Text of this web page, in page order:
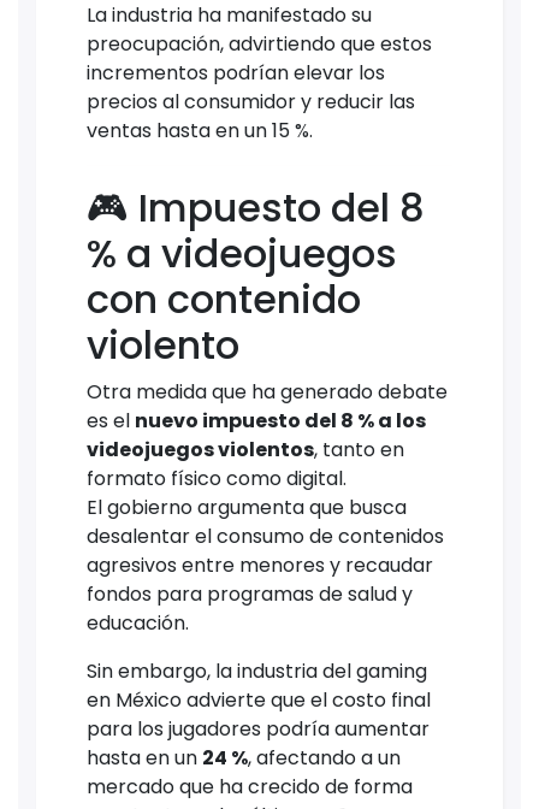
La industria ha manifestado su
preocupación, advirtiendo que estos
incrementos podrían elevar los
precios al consumidor y reducir las
ventas hasta en un 15 %.
🎮 Impuesto del 8
% a videojuegos
con contenido
violento
Otra medida que ha generado debate
es el nuevo impuesto del 8 % a los
videojuegos violentos, tanto en
formato físico como digital.
El gobierno argumenta que busca
desalentar el consumo de contenidos
agresivos entre menores y recaudar
fondos para programas de salud y
educación.
Sin embargo, la industria del gaming
en México advierte que el costo final
para los jugadores podría aumentar
hasta en un 24 %, afectando a un
mercado que ha crecido de forma